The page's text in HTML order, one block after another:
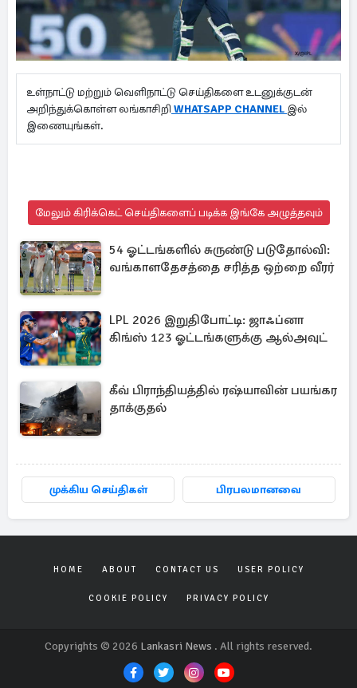
உள்நாட்டு மற்றும் வெளிநாட்டு செய்திகளை உடனுக்குடன்
அறிந்துக்கொள்ள லங்காசிறி WHATSAPP CHANNEL இல்
இணையுங்கள்.
மேலும் கிரிக்கெட் செய்திகளைப் படிக்க இங்கே அழுத்தவும்
54 ஓட்டங்களில் சுருண்டு படுதோல்வி:
வங்காளதேசத்தை சரித்த ஒற்றை வீரர்
LPL 2026 இறுதிபோட்டி: ஜாஃப்னா
கிங்ஸ் 123 ஓட்டங்களுக்கு ஆல்அவுட்
கீவ் பிராந்தியத்தில் ரஷ்யாவின் பயங்கர
தாக்குதல்
முக்கிய செய்திகள் பிரபலமானவை
HOME ABOUT CONTACT US USER POLICY
COOKIE POLICY PRIVACY POLICY
Copyrights © 2026 Lankasri News . All rights reserved.